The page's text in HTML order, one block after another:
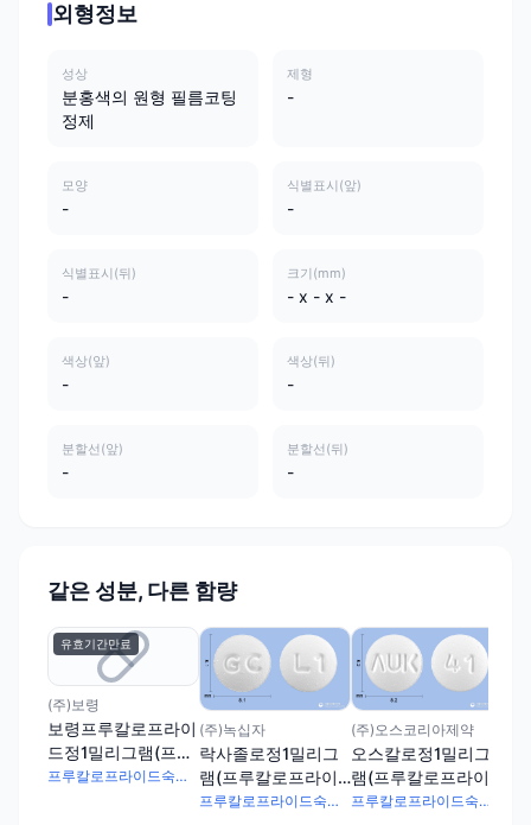
외형정보
성상
분홍색의 원형 필름코팅
정제
제형
-
모양
-
식별표시(앞)
-
식별표시(뒤)
-
크기(mm)
- x - x -
색상(앞)
-
색상(뒤)
-
분할선(앞)
-
분할선(뒤)
-
같은 성분, 다른 함량
유효기간만료
(주)보령
보령프루칼로프라이
드정1밀리그램(프루
칼로프라이드숙신산
프루칼로프라이드숙신산염 1.321mg
(주)녹십자
락사졸로정1밀리그
램(프루칼로프라이
드숙신산염)
프루칼로프라이드숙신산염 1.321mg
(주)오스코리아제약
오스칼로정1밀리그
램(프루칼로프라이
드숙신산염)
프루칼로프라이드숙신산염 1.321mg